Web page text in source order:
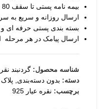
زمانیکه
شد
بیمه نامه پستی تا سقف 80 میلیون
ارسال روزانه و سریع به
بسته بندی پستی حرفه ای و
ارسال پیامک در هر
شناسه محصول: گردنبند
دسته: بدون دسته‌بندی
برچسب: نقره عیار 925